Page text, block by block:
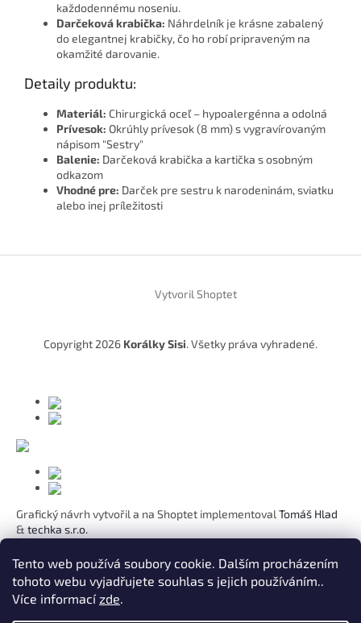
Tento web používá soubory cookie. Dalším procházením
tohoto webu vyjadřujete souhlas s jejich používáním..
Více informacízde.
každodennému noseniu.
Darčeková krabička: Náhrdelník je krásne zabalený
do elegantnej krabičky, čo ho robí pripraveným na
okamžité darovanie.
Detaily produktu:
Materiál: Chirurgická oceľ – hypoalergénna a odolná
Prívesok: Okrúhly prívesok (8 mm) s vygravírovaným
nápisom "Sestry"
Balenie: Darčeková krabička a kartička s osobným
odkazom
Vhodné pre: Darček pre sestru k narodeninám, sviatku
alebo inej príležitosti
Vytvoril Shoptet
Copyright 2026 Korálky Sisi. Všetky práva vyhradené.
Grafický návrh vytvořil a na Shoptet implementoval Tomáš Hlad
& techka s.r.o.
Koho chcete obdarovat?
Pre mamičku
Pre moju lásku
Pre dcéru